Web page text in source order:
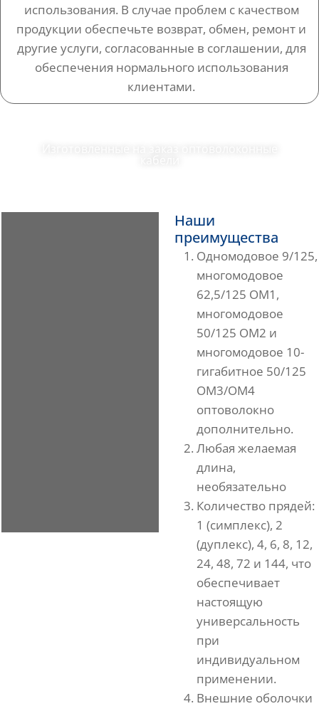
использования. В случае проблем с качеством
продукции обеспечьте возврат, обмен, ремонт и
другие услуги, согласованные в соглашении, для
обеспечения нормального использования
клиентами.
Наши
преимущества
Одномодовое 9/125,
многомодовое
62,5/125 OM1,
многомодовое
50/125 OM2 и
многомодовое 10-
гигабитное 50/125
OM3/OM4
оптоволокно
дополнительно.
Любая желаемая
длина,
необязательно
Количество прядей:
1 (симплекс), 2
(дуплекс), 4, 6, 8, 12,
24, 48, 72 и 144, что
обеспечивает
настоящую
универсальность
при
индивидуальном
применении.
Внешние оболочки